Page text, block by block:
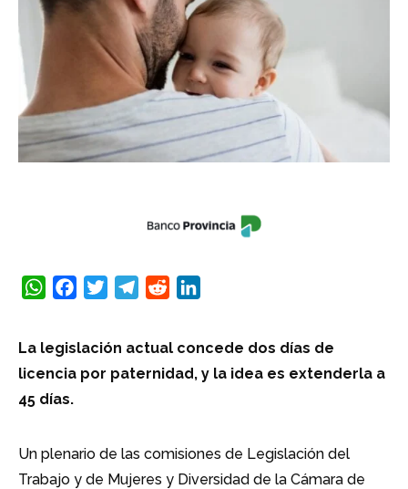
WhatsAppFacebookTwitterTelegram
Reddit
La legislación actual concede dos días de
licencia por paternidad, y la idea es extenderla a
45 días.
Un plenario de las comisiones de Legislación del
Trabajo y de Mujeres y Diversidad de la Cámara de